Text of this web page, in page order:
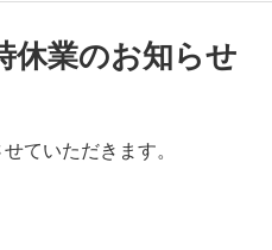
休業のお知らせ
ていただきます。